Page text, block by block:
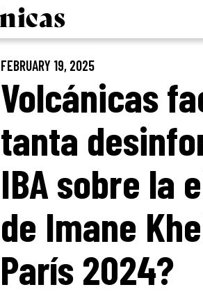
FEBRUARY 19, 2025
Volcánicas
tanta
IBA sobre la
de Imane
París 2024?